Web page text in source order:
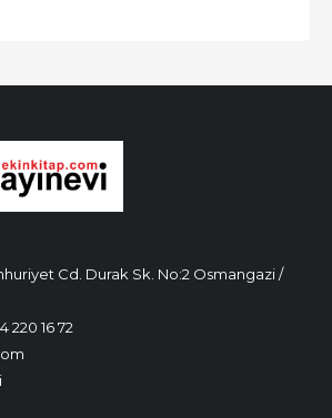
Cd. Durak Sk. No:2 Osmangazi /
220 16 72